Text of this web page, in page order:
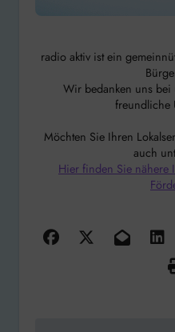
radio aktiv ist ein
Wir bedanken uns
freundliche
Möchten Sie Ihren
auch
Hier finden Sie nähere